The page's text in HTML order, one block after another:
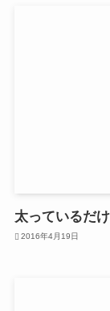
太っているだ
2016年4月19日